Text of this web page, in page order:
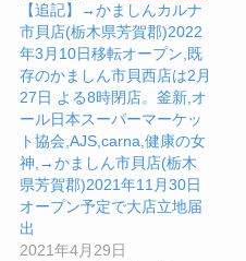
【追記】→かましんカルナ
市貝店(栃木県芳賀郡)2022
年3月10日移転オープン,既
存のかましん市貝西店は2月
27日 よる8時閉店。釜新,オ
ール日本スーパーマーケッ
ト協会,AJS,carna,健康の女
神,→かましん市貝店(栃木
県芳賀郡)2021年11月30日
オープン予定で大店立地届
出
2021年4月29日